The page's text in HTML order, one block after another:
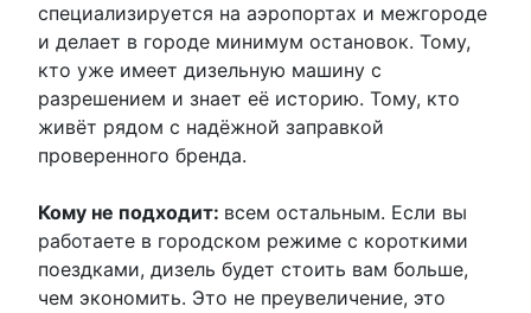
специализируется на аэропортах и межгороде
и делает в городе минимум остановок. Тому,
кто уже имеет дизельную машину с
разрешением и знает её историю. Тому, кто
живёт рядом с надёжной заправкой
проверенного бренда.
Кому не подходит: всем остальным. Если вы
работаете в городском режиме с короткими
поездками, дизель будет стоить вам больше,
чем экономить. Это не преувеличение, это